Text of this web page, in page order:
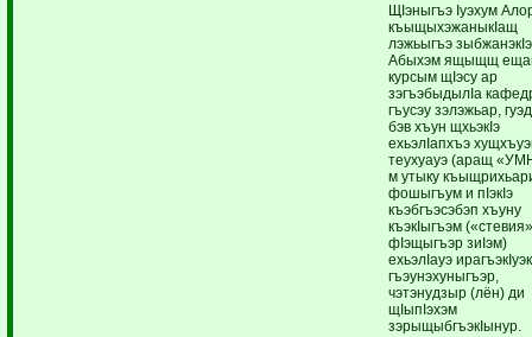
ЩIэныгъэ Iуэхум
къыщыхэжаныкIащ
лэжьыгъэ
Абыхэм ящыщщ
курсым щIэсу ар
зэгъэбыдылIа
гъусэу зэлэжьар,
бэв хъун щхьэкIэ
ехьэлIапхъэ
теухуауэ (аращ
м утыку
фошыгъум и пIэкIэ
къэбгъэсэбэп хъуну
къэкIыгъэм
фIэщыгъэр зиIэм)
ехьэлIауэ
гъэунэхуныгъэр,
чэтэнудзыр (лён) ди
щIыпIэхэм
зэрыщыбгъэкIынур.